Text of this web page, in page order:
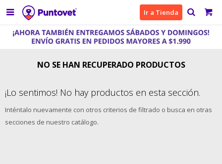
 Ir a Tienda
NO SE HAN RECUPERADO PRODUCTOS
¡Lo sentimos! No hay productos en esta sección.
Inténtalo nuevamente con otros criterios de filtrado o busca en otras
secciones de nuestro catálogo.